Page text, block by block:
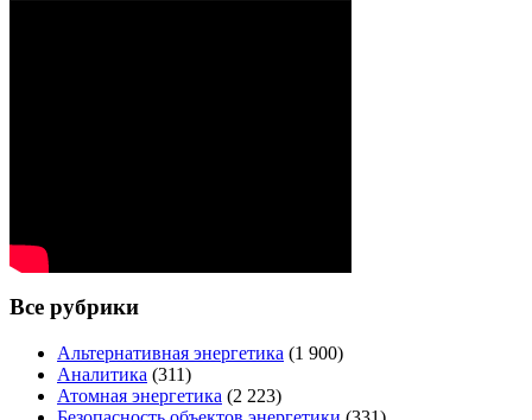
Все рубрики
Альтернативная энергетика (1 900)
Аналитика (311)
Атомная энергетика (2 223)